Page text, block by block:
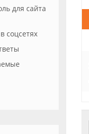
для сайта
соцсетях